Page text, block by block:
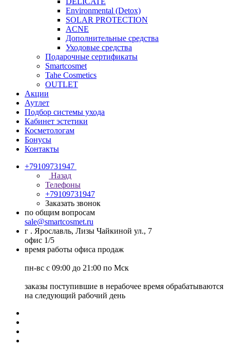
Environmental (Detox)
SOLAR PROTECTION
АCNE
Дополнительные средства
Уходовые средства
Подарочные сертификаты
Smartcosmet
Tahe Cosmetics
OUTLET
Акции
Аутлет
Подбор системы ухода
Кабинет эстетики
Косметологам
Бонусы
Контакты
+79109731947
Назад
Телефоны
+79109731947
Заказать звонок
по общим вопросам
sale@smartcosmet.ru
г . Ярославль, Лизы Чайкиной ул., 7
офис 1/5
время работы офиса продаж
пн-вс с 09:00 до 21:00 по Мск
заказы поступившие в нерабочее время обрабатываются
на следующий рабочий день